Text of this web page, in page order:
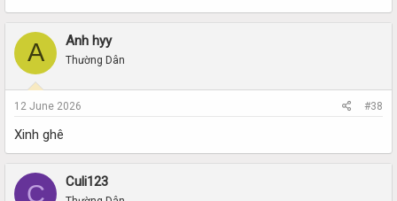
A Anh hyy
Thường Dân
12 June 2026 #38
Xinh ghê
C Culi123